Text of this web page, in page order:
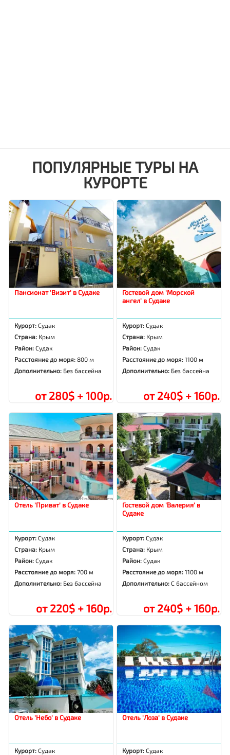
ПОПУЛЯРНЫЕ ТУРЫ НА
КУРОРТЕ
Пансионат 'Визит' в Судаке
Курорт:Судак
Страна: Крым
Район:Судак
Расстояние до моря:800 м
Дополнительно: Без бассейна
от 280$ + 100р.
Гостевой дом 'Морской
ангел' в Судаке
Курорт:Судак
Страна: Крым
Район:Судак
Расстояние до моря:1100 м
Дополнительно: Без бассейна
от 240$ + 160р.
Отель 'Приват' в Судаке
Курорт:Судак
Страна: Крым
Район:Судак
Расстояние до моря:700 м
Дополнительно: Без бассейна
от 220$ + 160р.
Гостевой дом 'Валерия' в
Судаке
Курорт:Судак
Страна: Крым
Район:Судак
Расстояние до моря:1100 м
Дополнительно:С бассейном
от 240$ + 160р.
Отель 'Небо' в Судаке
Курорт:Судак
Отель 'Лоза' в Судаке
Курорт:Судак